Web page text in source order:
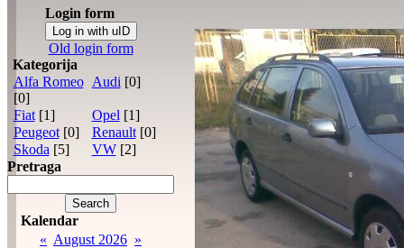
Login form
Log in with uID
Old login form
Kategorija
Alfa Romeo
[0]
Audi [0]
Fiat [1] Opel [1]
Peugeot [0] Renault [0]
Skoda [5] VW [2]
Pretraga
Kalendar
« August 2026 »